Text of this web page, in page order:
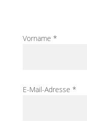
Vorname *
E-Mail-Adresse *